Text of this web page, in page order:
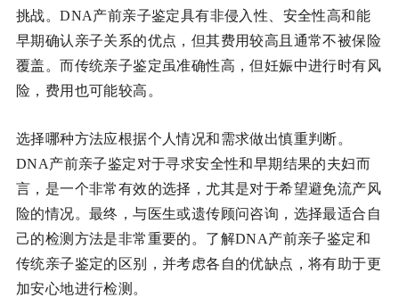
挑战。DNA产前亲子鉴定具有非侵入性、安全性高和能
早期确认亲子关系的优点，但其费用较高且通常不被保险
覆盖。而传统亲子鉴定虽准确性高，但妊娠中进行时有风
险，费用也可能较高。
选择哪种方法应根据个人情况和需求做出慎重判断。
DNA产前亲子鉴定对于寻求安全性和早期结果的夫妇而
言，是一个非常有效的选择，尤其是对于希望避免流产风
险的情况。最终，与医生或遗传顾问咨询，选择最适合自
己的检测方法是非常重要的。了解DNA产前亲子鉴定和
传统亲子鉴定的区别，并考虑各自的优缺点，将有助于更
加安心地进行检测。